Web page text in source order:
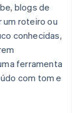
blogs de
um roteiro ou
conhecidas,
ferramenta
com tom e